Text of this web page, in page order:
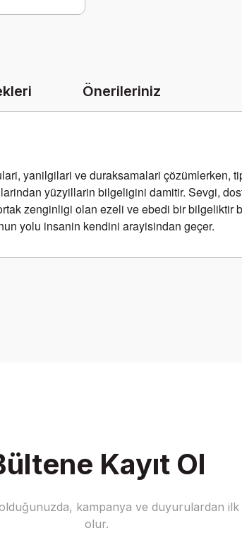
Önerileriniz
yanilgilari ve duraksamalari çözümlerken,
yüzyillarin bilgeligini damitir. Sevgi,
zenginligi olan ezeli ve ebedi bir bilgeliktir
yolu insanin kendini arayisindan geçer.
Gönder
Kayıt Ol
kampanya ve duyurulardan
olur.